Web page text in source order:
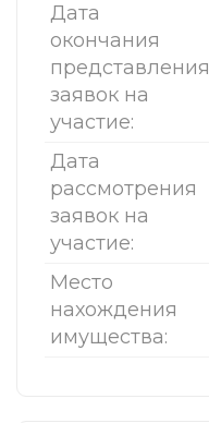
Дата
окончания
представления
заявок на
участие:
Дата
рассмотрения
заявок на
участие:
Место
нахождения
имущества: